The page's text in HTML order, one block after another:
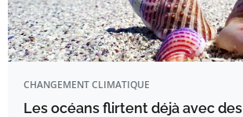
CHANGEMENT CLIMATIQUE
Les océans flirtent déjà avec des